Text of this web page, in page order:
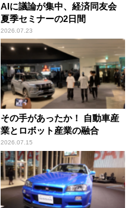
AIに議論が集中、経済同友会
夏季セミナーの2日間
2026.07.23
その手があったか！ 自動車産
業とロボット産業の融合
2026.07.15